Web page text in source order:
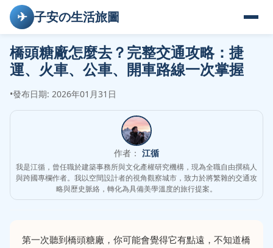
✈ 子安の生活旅圖
橋頭糖廠怎麼去？完整交通攻略：捷
運、火車、公車、開車路線一次掌握
•發布日期: 2026年01月31日
作者： 江循
我是江循，曾任職於建築事務所與文化產權研究機構，現為全職自由撰稿人
與跨國專欄作者。我以空間設計者的視角觀察城市，致力於將繁雜的交通攻
略與歷史脈絡，轉化為具備美學溫度的旅行提案。
第一次聽到橋頭糖廠，你可能會覺得它有點遠，不知道橋